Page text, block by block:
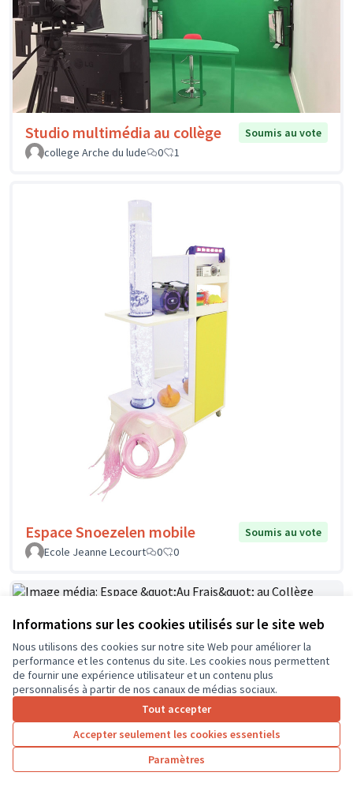
Informations sur les cookies utilisés sur le site web
Nous utilisons des cookies sur notre site Web pour améliorer la
performance et les contenus du site. Les cookies nous permettent
de fournir une expérience utilisateur et un contenu plus
personnalisés à partir de nos canaux de médias sociaux.
Tout accepter
Accepter seulement les cookies essentiels
Paramètres
Studio multimédia au collège
Soumis au vote
college Arche du lude
0 1
Espace Snoezelen mobile
Soumis au vote
Ecole Jeanne Lecourt
0 0
Espace "Au Frais" au Collège Jean
Zay à Chinon
vote
FOUCAULT
1 2